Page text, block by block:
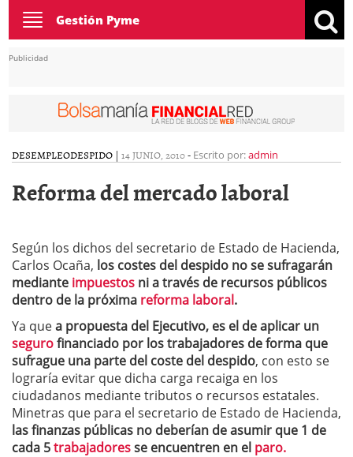
Toggle
navigation
Gestión Pyme
Publicidad
DESEMPLEODESPIDO | 14 JUNIO, 2010- Escrito por:admin
Reforma del mercado laboral
Según los dichos del secretario de Estado de Hacienda,
Carlos Ocaña, los costes del despido no se sufragarán
mediante impuestos ni a través de recursos públicos
dentro de la próxima reforma laboral.
Ya quea propuesta del Ejecutivo, es el de aplicar un
segurofinanciado por los trabajadores de forma que
sufrague una parte del coste del despido, con esto se
lograría evitar que dicha carga recaiga en los
ciudadanos mediante tributos o recursos estatales.
Minetras que para el secretario de Estado de Hacienda,
las finanzas públicas no deberían de asumir que 1 de
cada 5trabajadoresse encuentren en el paro.